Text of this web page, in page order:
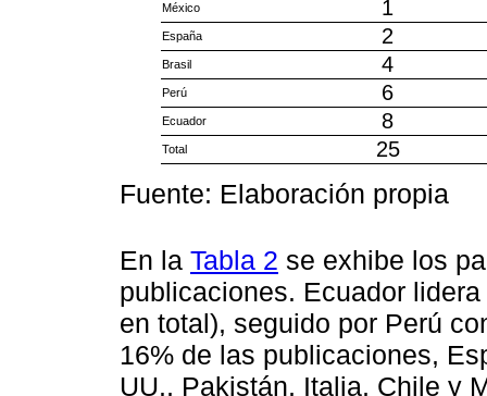
México 1
España 2
Brasil 4
Perú 6
Ecuador 8
Total 25
Fuente: Elaboración propia
En la Tabla 2 se exhibe los
publicaciones. Ecuador
en total), seguido por Perú
16% de las publicaciones,
UU., Pakistán, Italia, Chile y